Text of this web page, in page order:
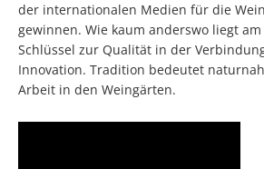
der internationalen Medien für die
gewinnen. Wie kaum anderswo liegt
Schlüssel zur Qualität in der
Innovation. Tradition bedeutet
Arbeit in den Weingärten.